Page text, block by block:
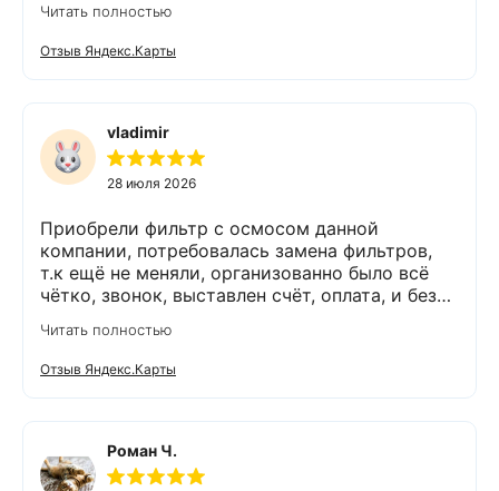
работает. Оборудование, несмотря на
размеры, поставили компактно, сбоев не
было. Спасибо Экодару за хорошую работу.
Читать полностью
Отзыв Яндекс.Карты
vladimir
28 июля 2026
Приобрели фильтр с осмосом данной
компании, потребовалась замена фильтров,
т.к ещё не меняли, организованно было всё
чётко, звонок, выставлен счёт, оплата, и без
выполнено (всё чётко без шума и пыли),
приятно работать с грамотными,
обязательными людьми. Спасибо
Читать полностью
Отзыв Яндекс.Карты
Роман Ч.